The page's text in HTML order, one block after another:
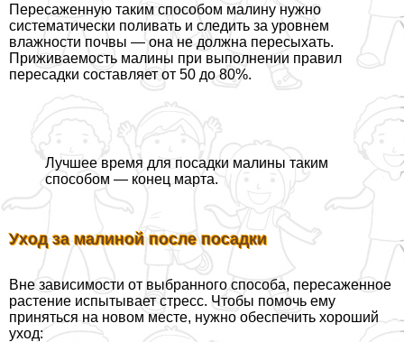
Пересаженную таким способом малину нужно
систематически поливать и следить за уровнем
влажности почвы — она не должна пересыхать.
Приживаемость малины при выполнении правил
пересадки составляет от 50 до 80%.
Лучшее время для посадки малины таким
способом — конец марта.
Уход за малиной после посадки
Вне зависимости от выбранного способа, пересаженное
растение испытывает стресс. Чтобы помочь ему
приняться на новом месте, нужно обеспечить хороший
уход: